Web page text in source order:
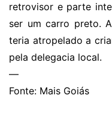
retrovisor e parte
ser um carro preto.
teria atropelado a
pela delegacia local.
—
Fonte: Mais Goiás